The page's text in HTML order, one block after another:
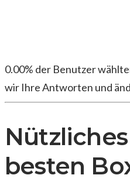
0.00% der Benutzer
wir Ihre Antworten und
Nützliches
besten